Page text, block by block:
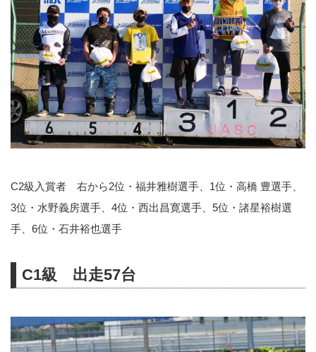
C2級入賞者 右から2位・福井雅樹選手、1位・高橋 豊選手、
3位・水野義房選手、4位・西出昌寛選手、5位・諸星裕樹選
手、6位・石井裕也選手
C1級 出走57台